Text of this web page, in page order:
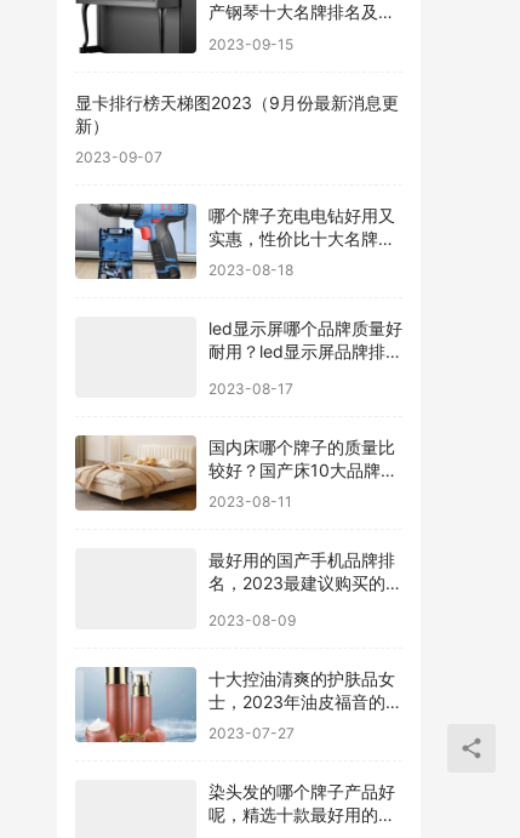
产钢琴十大名牌排名及价
格
2023-09-15
显卡排行榜天梯图2023（9月份最新消息更
新）
2023-09-07
哪个牌子充电电钻好用又
实惠，性价比十大名牌充
电电钻排名
2023-08-18
led显示屏哪个品牌质量好
耐用？led显示屏品牌排行
2023-08-17
国内床哪个牌子的质量比
较好？国产床10大品牌最
新排名
2023-08-11
最好用的国产手机品牌排
名，2023最建议购买的5
2023-08-09
十大控油清爽的护肤品女
士，2023年油皮福音的护
肤品有哪些
2023-07-27
染头发的哪个牌子产品好
呢，精选十款最好用的染